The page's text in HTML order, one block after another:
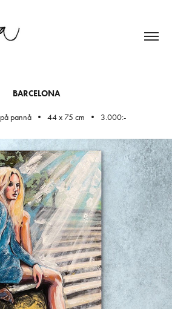
BARCELONA
på pannå • 44 x 75 cm • 3.000:-